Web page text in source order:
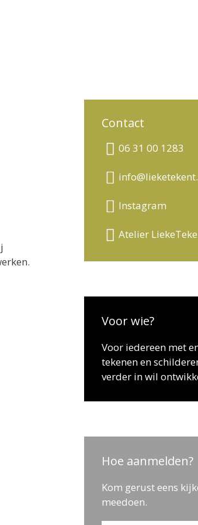
Contact
06 31 00 1283
Instagram
Atelier
Voor wie?
Voor iedereen met
tekenen en
verder in wil
Hoe aanmelden?
Kom gerust eens
meedoen.